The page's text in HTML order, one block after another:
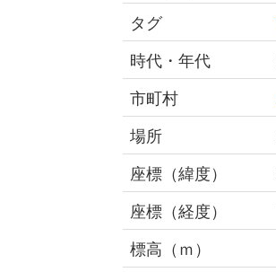
タグ
時代・年代
市町村
場所
座標（緯度）
座標（経度）
標高（ｍ）